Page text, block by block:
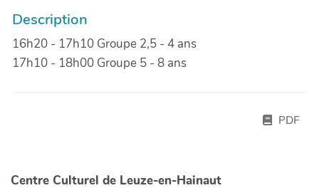
Description
16h20 - 17h10 Groupe 2,5 - 4 ans
17h10 - 18h00 Groupe 5 - 8 ans
PDF
Centre Culturel de Leuze-en-Hainaut